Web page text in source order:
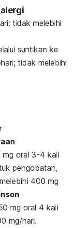
tidak melebihi
suntikan ke
tidak melebihi
mg oral 3-4 kali
pengobatan,
400 mg
mg oral 4 kali
mg/hari.